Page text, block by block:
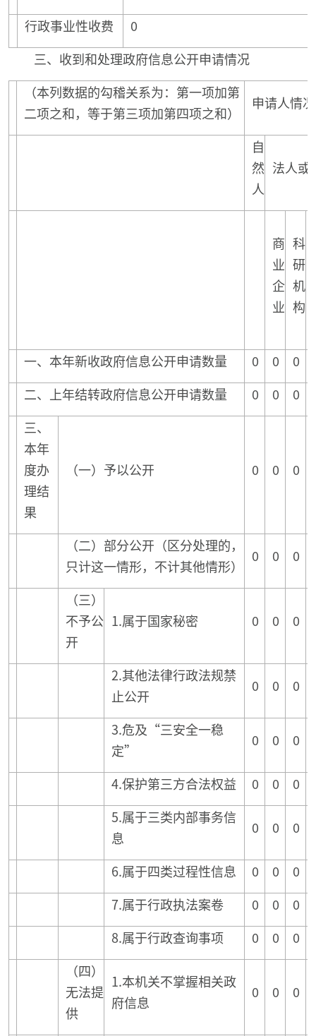
行政事业性收费
0
三、收到和处理政府信息公开申请情况
（本列数据的勾稽关系为：第一项加第
二项之和，等于第三项加第四项之和）
申请人情况
自
然
人
法人或
商
业
企
业
科
研
机
构
一、本年新收政府信息公开申请数量
0 0 0
二、上年结转政府信息公开申请数量
0 0 0
三、
本年
度办
理结
果
（一）予以公开 0 0 0
（二）部分公开（区分处理的，
只计这一情形，不计其他情形）
0 0 0
（三）
不予公
开
1.属于国家秘密 0 0 0
2.其他法律行政法规禁
止公开
0 0 0
3.危及“三安全一稳
定”
0 0 0
4.保护第三方合法权益 0 0 0
5.属于三类内部事务信
息
0 0 0
6.属于四类过程性信息 0 0 0
7.属于行政执法案卷
0 0 0
8.属于行政查询事项
0 0 0
（四）
无法提
供
1.本机关不掌握相关政
府信息
0 0 0